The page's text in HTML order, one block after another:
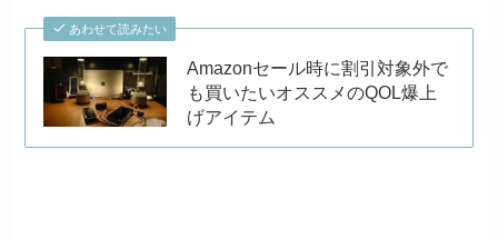
あわせて読みたい
Amazonセール時に割引対象外で
も買いたいオススメのQOL爆上
げアイテム